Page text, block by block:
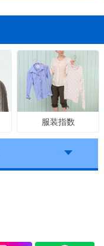
服装指数